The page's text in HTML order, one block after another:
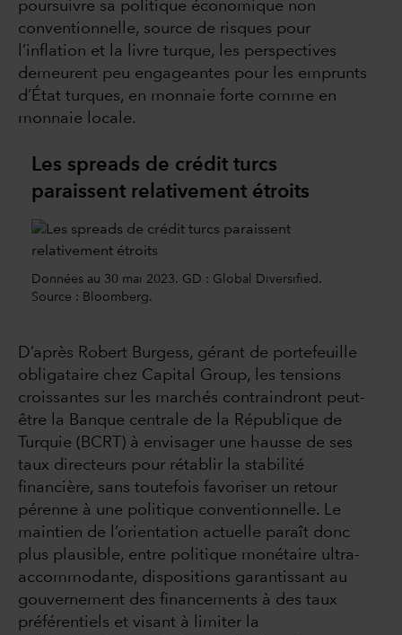
poursuivre sa politique économique non
conventionnelle, source de risques pour
l’inflation et la livre turque, les perspectives
demeurent peu engageantes pour les emprunts
d’État turques, en monnaie forte comme en
monnaie locale.
Les spreads de crédit turcs
paraissent relativement étroits
Données au 30 mai 2023. GD : Global Diversified.
Source : Bloomberg.
D’après Robert Burgess, gérant de portefeuille
obligataire chez Capital Group, les tensions
croissantes sur les marchés contraindront peut-
être la Banque centrale de la République de
Turquie (BCRT) à envisager une hausse de ses
taux directeurs pour rétablir la stabilité
financière, sans toutefois favoriser un retour
pérenne à une politique conventionnelle. Le
maintien de l’orientation actuelle paraît donc
plus plausible, entre politique monétaire ultra-
accommodante, dispositions garantissant au
gouvernement des financements à des taux
préférentiels et visant à limiter la